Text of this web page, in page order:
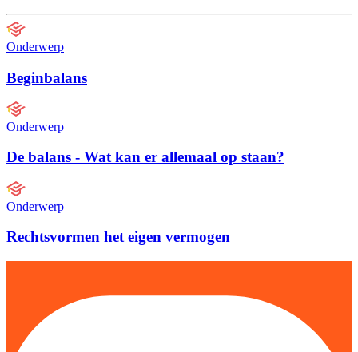
Onderwerp
Beginbalans
Onderwerp
De balans - Wat kan er allemaal op staan?
Onderwerp
Rechtsvormen het eigen vermogen